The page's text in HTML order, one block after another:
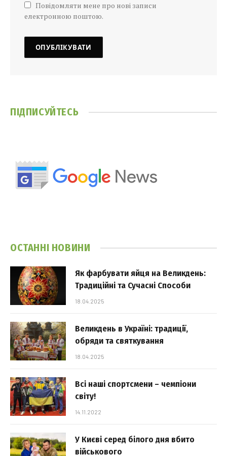
Повідомляти мене про нові записи
електронною поштою.
ПІДПИСУЙТЕСЬ
ОСТАННІ НОВИНИ
Як фарбувати яйця на Великдень:
Традиційні та Сучасні Способи
18.04.2025
Великдень в Україні: традиції,
обряди та святкування
18.04.2025
Всі наші спортсмени – чемпіони
світу!
14.11.2022
У Києві серед білого дня вбито
військового